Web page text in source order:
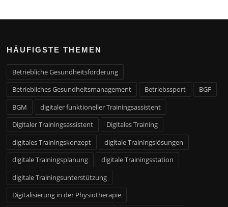
HÄUFIGSTE THEMEN
Betriebliche Gesundheitsförderung
Betriebliches Gesundheitsmanagement
Betriebssport
BGF
BGM
digitaler funktioneller Trainingsassistent
Digitaler Trainingsassistent
Digitales Training
digitales Trainingskonzept
digitale Trainingslösungen
digitale Trainingsplanung
digitale Trainingsstation
digitale Trainingsunterstützung
Digitalisierung in der Physiotherapie